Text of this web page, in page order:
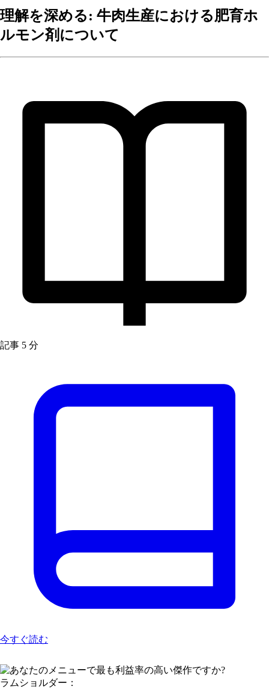
理解を深める: 牛肉生産における肥育ホ
ルモン剤について
記事 5 分
今すぐ読む
ラムショルダー：